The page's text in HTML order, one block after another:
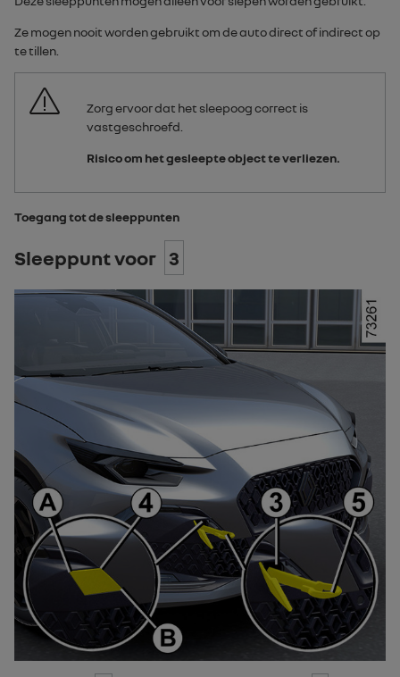
Ze mogen nooit worden gebruikt om de auto direct of indirect op
te tillen.
Zorg ervoor dat het sleepoog correct is
vastgeschroefd.
Risico om het gesleepte object te verliezen.
Toegang tot de sleeppunten
Sleeppunt voor 3